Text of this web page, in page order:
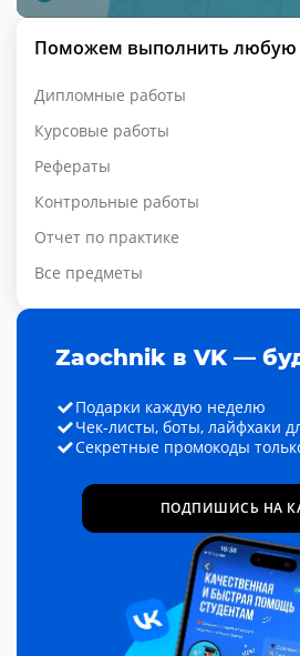
Поможем выполнить любую
Дипломные работы
Курсовые работы
Рефераты
Контрольные работы
Отчет по практике
Все предметы
Zaochnik в VK —
Подарки каждую неделю
Чек-листы, боты, лайфхаки
Секретные промокоды
ПОДПИШИСЬ НА